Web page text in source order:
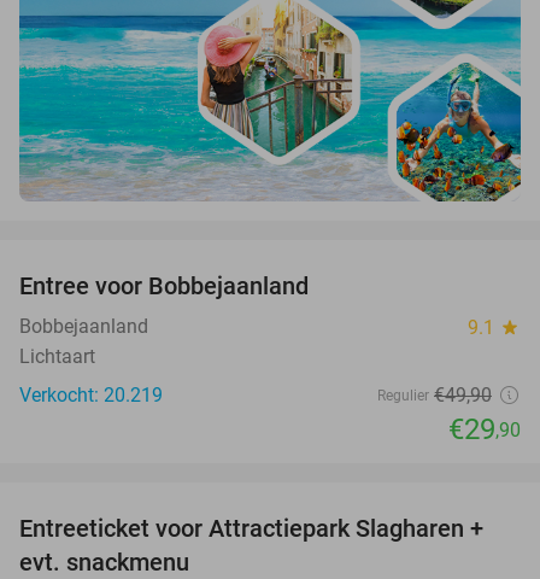
Entree voor Bobbejaanland
Bobbejaanland 9.1 star
Lichtaart
Verkocht: 20.219
Regulier €49,90
€29,90
41%
Entreeticket voor Attractiepark Slagharen +
evt. snackmenu